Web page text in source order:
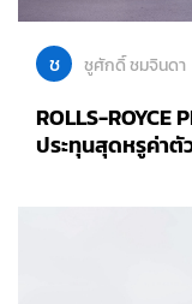
ช ชูศักดิ์ ชมจินดา
ROLLS-ROYCE
ประทุนสุดหรูค่า